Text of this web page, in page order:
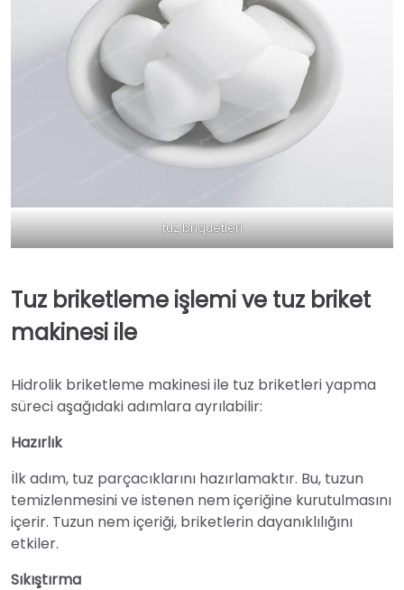
tuz briquetleri
Tuz briketleme işlemi ve tuz briket
makinesi ile
Hidrolik briketleme makinesi ile tuz briketleri yapma
süreci aşağıdaki adımlara ayrılabilir:
Hazırlık
İlk adım, tuz parçacıklarını hazırlamaktır. Bu, tuzun
temizlenmesini ve istenen nem içeriğine kurutulmasını
içerir. Tuzun nem içeriği, briketlerin dayanıklılığını
etkiler.
Sıkıştırma